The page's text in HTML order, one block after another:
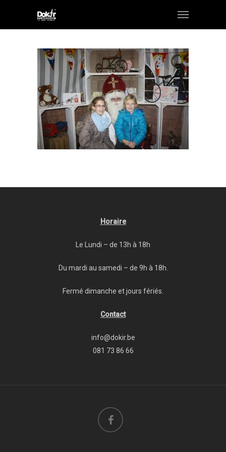
Horaire
Le Lundi – de 13h à 18h
Du mardi au samedi – de 9h à 18h.
Fermé dimanche et jours fériés.
Contact
info@dokir.be
081 73 86 66